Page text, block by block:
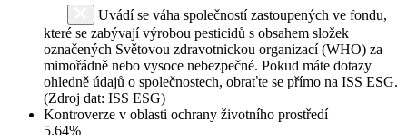
Uvádí se váha společností zastoupených ve fondu,
které se zabývají výrobou pesticidů s obsahem složek
označených Světovou zdravotnickou organizací (WHO) za
mimořádně nebo vysoce nebezpečné. Pokud máte dotazy
ohledně údajů o společnostech, obraťte se přímo na ISS ESG.
(Zdroj dat: ISS ESG)
Kontroverze v oblasti ochrany životního prostředí
5.64%